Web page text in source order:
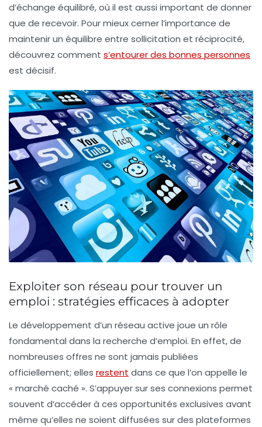
d’échange équilibré, où il est aussi important de donner
que de recevoir. Pour mieux cerner l’importance de
maintenir un équilibre entre sollicitation et réciprocité,
découvrez comment s’entourer des bonnes personnes
est décisif.
Exploiter son réseau pour trouver un
emploi : stratégies efficaces à adopter
Le développement d’un réseau active joue un rôle
fondamental dans la recherche d’emploi. En effet, de
nombreuses offres ne sont jamais publiées
officiellement; elles restent dans ce que l’on appelle le
« marché caché ». S’appuyer sur ses connexions permet
souvent d’accéder à ces opportunités exclusives avant
même qu’elles ne soient diffusées sur des plateformes